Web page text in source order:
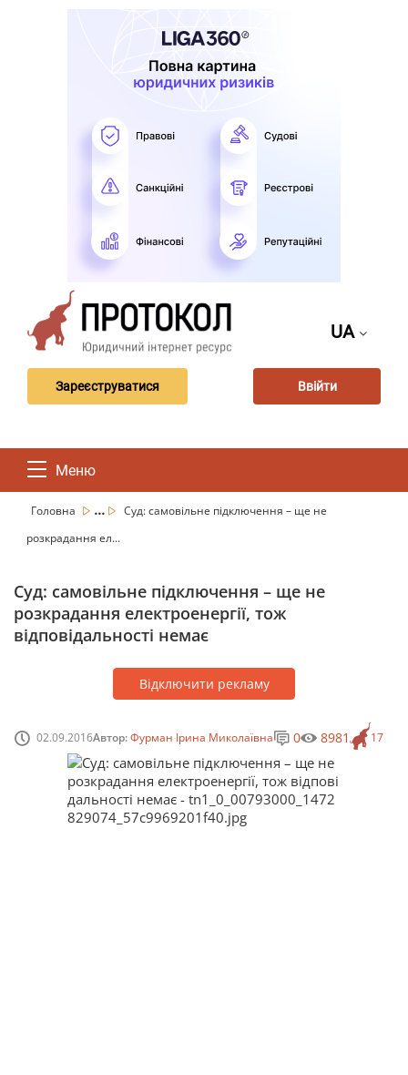
UA
Зареєструватися Ввійти
Меню
Головна ...
Суд: самовільне підключення – ще не
розкрадання ел...
Суд: самовільне підключення – ще не
розкрадання електроенергії, тож
відповідальності немає
Відключити рекламу
02.09.2016Автор:Фурман Ірина Миколаївна 17
0 8981